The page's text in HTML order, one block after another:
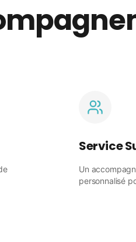
Service
Un
personnalisé